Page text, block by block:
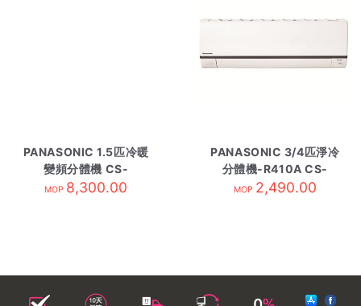
PANASONIC 1.5匹冷暖
變頻分體機 CS-
RZ12BKA 內-R32
MOP 8,300.00
PANASONIC 3/4匹淨冷
分體機-R410A CS-
LV7SKA-內
MOP 2,490.00